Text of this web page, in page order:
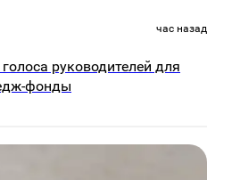
час назад
руководителей для
фонды